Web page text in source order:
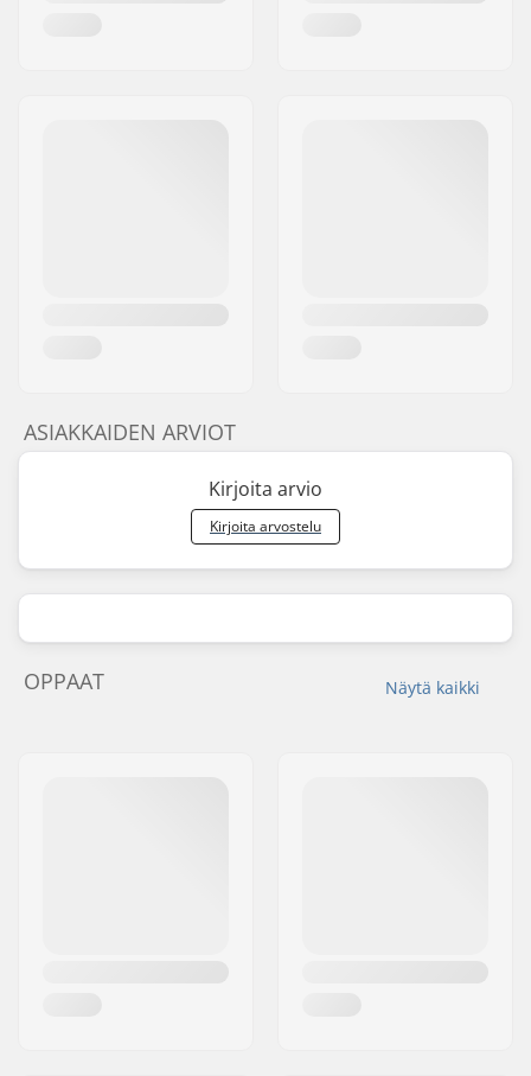
ASIAKKAIDEN ARVIOT
Kirjoita arvio
Kirjoita arvostelu
Näytä kaikki
OPPAAT